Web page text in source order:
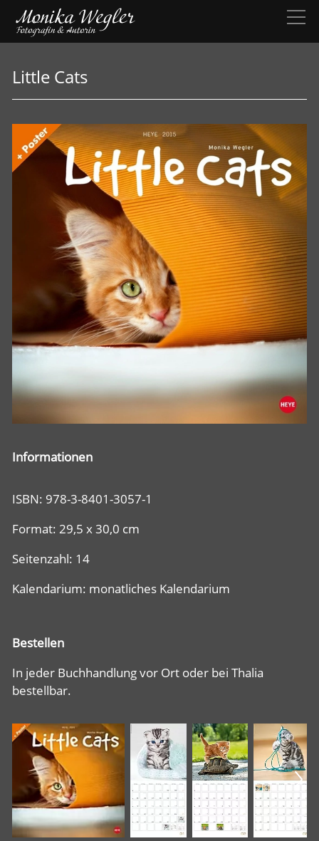
Little Cats
Informationen
ISBN: 978-3-8401-3057-1
Format: 29,5 x 30,0 cm
Seitenzahl: 14
Kalendarium: monatliches Kalendarium
Bestellen
In jeder Buchhandlung vor Ort oder bei Thalia
bestellbar.